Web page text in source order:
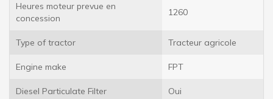
Heures moteur prevue en
concession
1260
Type of tractor Tracteur agricole
Engine make FPT
Diesel Particulate Filter Oui